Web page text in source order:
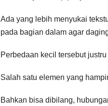
Ada yang lebih menyukai
pada bagian dalam agar
Perbedaan kecil tersebut
Salah satu elemen yang
Bahkan bisa dibilang,